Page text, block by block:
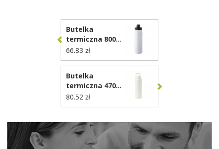
Butelka
termiczna 800
ml VA885
66.83 zł
Butelka
termiczna 470
ml Aviana™
Rowan VR009
80.52 zł